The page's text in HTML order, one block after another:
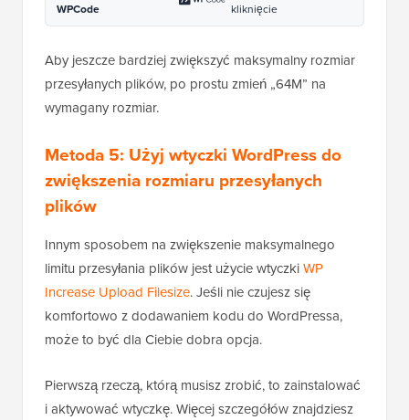
WPCode
kliknięcie
Aby jeszcze bardziej zwiększyć maksymalny rozmiar
przesyłanych plików, po prostu zmień „64M” na
wymagany rozmiar.
Metoda 5: Użyj wtyczki WordPress do
zwiększenia rozmiaru przesyłanych
plików
Innym sposobem na zwiększenie maksymalnego
limitu przesyłania plików jest użycie wtyczkiWP
Increase Upload Filesize. Jeśli nie czujesz się
komfortowo z dodawaniem kodu do WordPressa,
może to być dla Ciebie dobra opcja.
Pierwszą rzeczą, którą musisz zrobić, to zainstalować
i aktywować wtyczkę. Więcej szczegółów znajdziesz